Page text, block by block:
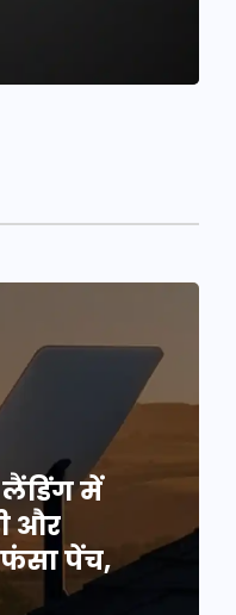
लैंडिंग में
और
फंसा पेंच,